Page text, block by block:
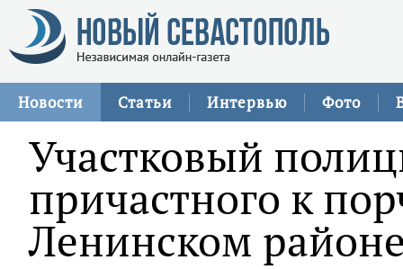
Новости Статьи Интервью Фото
Участковый
причастного к
Ленинском